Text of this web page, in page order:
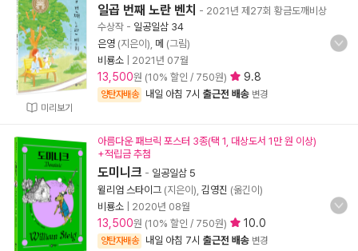
미리보기
일곱 번째 노란 벤치 - 2021년 제27회 황금도깨비상
수상작 - 일공일삼 34
은영 (지은이), 메 (그림)
비룡소
2021년 07월
13,500원 (10% 할인 / 750원) 9.8
양탄자배송 내일 아침 7시 출근전 배송 변경
아름다운 패브릭 포스터 3종(택 1, 대상도서 1만 원 이상)
+적립금 추첨
도미니크 - 일공일삼 5
윌리엄 스타이그 (지은이), 김영진 (옮긴이)
비룡소
2020년 08월
13,500원 (10% 할인 / 750원) 10.0
양탄자배송 내일 아침 7시 출근전 배송 변경